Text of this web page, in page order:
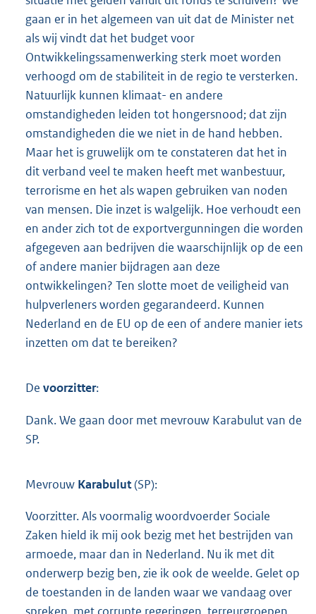
gaan er in het algemeen van uit dat de Minister net
als wij vindt dat het budget voor
Ontwikkelingssamenwerking sterk moet worden
verhoogd om de stabiliteit in de regio te versterken.
Natuurlijk kunnen klimaat- en andere
omstandigheden leiden tot hongersnood; dat zijn
omstandigheden die we niet in de hand hebben.
Maar het is gruwelijk om te constateren dat het in
dit verband veel te maken heeft met wanbestuur,
terrorisme en het als wapen gebruiken van noden
van mensen. Die inzet is walgelijk. Hoe verhoudt een
en ander zich tot de exportvergunningen die worden
afgegeven aan bedrijven die waarschijnlijk op de een
of andere manier bijdragen aan deze
ontwikkelingen? Ten slotte moet de veiligheid van
hulpverleners worden gegarandeerd. Kunnen
Nederland en de EU op de een of andere manier iets
inzetten om dat te bereiken?
De voorzitter:
Dank. We gaan door met mevrouw Karabulut van de
SP.
Mevrouw Karabulut(SP):
Voorzitter. Als voormalig woordvoerder Sociale
Zaken hield ik mij ook bezig met het bestrijden van
armoede, maar dan in Nederland. Nu ik met dit
onderwerp bezig ben, zie ik ook de weelde. Gelet op
de toestanden in de landen waar we vandaag over